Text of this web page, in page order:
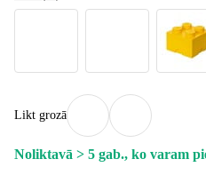
Likt grozā
Noliktavā > 5 gab., ko varam